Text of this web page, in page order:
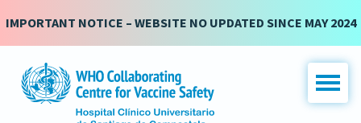
IMPORTANT NOTICE – WEBSITE NO UPDATED SINCE MAY 2024